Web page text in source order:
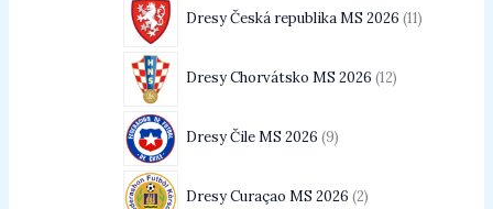
Dresy Česká republika MS 2026 11
Dresy Chorvátsko MS 2026 12
Dresy Čile MS 2026 9
Dresy Curaçao MS 2026 2